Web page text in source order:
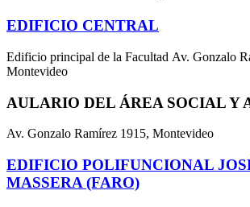
EDIFICIO CENTRAL
Edificio principal de la Facultad Av. Gonzalo
Montevideo
AULARIO DEL ÁREA SOCIAL Y
Av. Gonzalo Ramírez 1915, Montevideo
EDIFICIO POLIFUNCIONAL
MASSERA (FARO)